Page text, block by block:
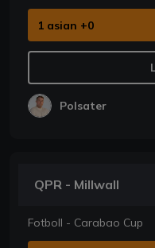
1 asian +0
Polsater
QPR - Millwall
Fotboll - Carabao Cup